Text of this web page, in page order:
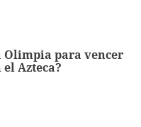
Olimpia para vencer
Azteca?